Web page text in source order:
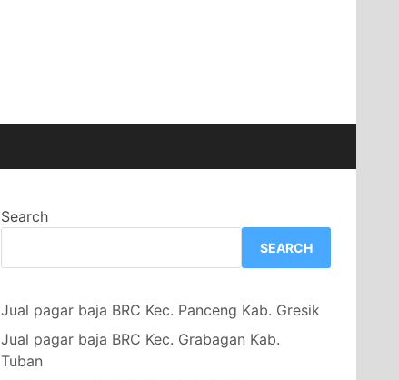
Search
SEARCH
Jual pagar baja BRC Kec. Panceng Kab. Gresik
Jual pagar baja BRC Kec. Grabagan Kab.
Tuban